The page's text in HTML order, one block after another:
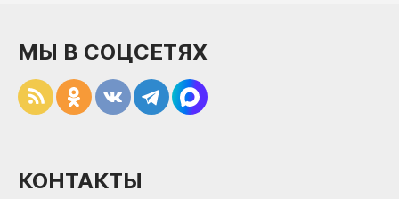
МЫ В СОЦСЕТЯХ
КОНТАКТЫ